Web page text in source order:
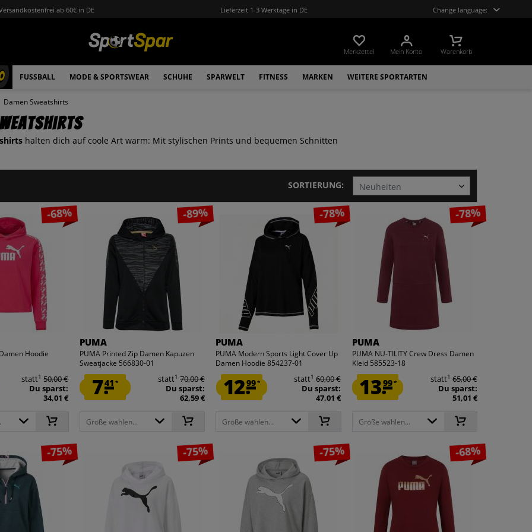
ab 60€ in DE Lieferzeit 1-3 Werktage in DE Change language:
Merkzettel Mein Konto Warenkorb
FUSSBALL MODE & SPORTSWEAR SCHUHE SPARWELT FITNESS MARKEN WEITERE SPORTARTEN
Damen Sweatshirts
halten dich auf coole Art warm: Mit stylischen Prints und bequemen Schnitten
SORTIERUNG:
-68%
Hoodie
statt1 50,00 €
Du sparst:
34,01 €
-89%
PUMA
PUMA Printed Zip Damen Kapuzen
Sweatjacke 566830-01
7.41 * statt1 70,00 €
Du sparst:
62,59 €
Größe wählen...
-78%
PUMA
PUMA Modern Sports Light Cover Up
Damen Hoodie 854237-01
12.99* statt1 60,00 €
Du sparst:
47,01 €
Größe wählen...
-78%
PUMA
PUMA NU-TILITY Crew Dress Damen
Kleid 585523-18
13.99* statt1 65,00 €
Du sparst:
51,01 €
Größe wählen...
-75% -75% -75% -68%